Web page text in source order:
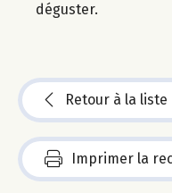
déguster.
Retour à la liste
Imprimer la